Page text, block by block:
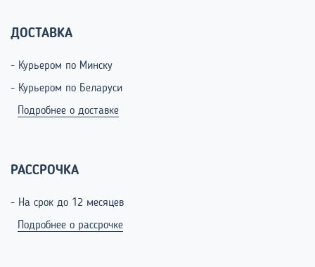
ДОСТАВКА
- Курьером по Минску
- Курьером по Беларуси
Подробнее о доставке
РАССРОЧКА
- На срок до 12 месяцев
Подробнее о рассрочке